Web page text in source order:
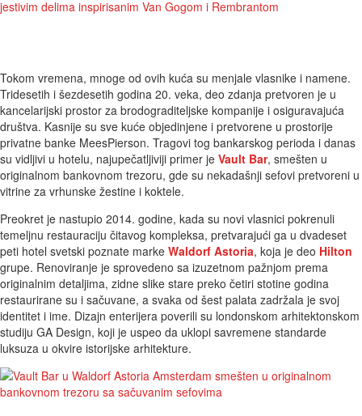
Tokom vremena, mnoge od ovih kuća su menjale vlasnike i namene.
Tridesetih i šezdesetih godina 20. veka, deo zdanja pretvoren je u
kancelarijski prostor za brodograditeljske kompanije i osiguravajuća
društva. Kasnije su sve kuće objedinjene i pretvorene u prostorije
privatne banke MeesPierson. Tragovi tog bankarskog perioda i danas
su vidljivi u hotelu, najupečatljiviji primer je Vault Bar, smešten u
originalnom bankovnom trezoru, gde su nekadašnji sefovi pretvoreni u
vitrine za vrhunske žestine i koktele.
Preokret je nastupio 2014. godine, kada su novi vlasnici pokrenuli
temeljnu restauraciju čitavog kompleksa, pretvarajući ga u dvadeset
peti hotel svetski poznate marke Waldorf Astoria, koja je deo Hilton
grupe. Renoviranje je sprovedeno sa izuzetnom pažnjom prema
originalnim detaljima, zidne slike stare preko četiri stotine godina
restaurirane su i sačuvane, a svaka od šest palata zadržala je svoj
identitet i ime. Dizajn enterijera poverili su londonskom arhitektonskom
studiju GA Design, koji je uspeo da uklopi savremene standarde
luksuza u okvire istorijske arhitekture.